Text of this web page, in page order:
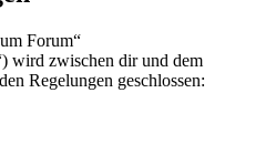
Forum“
wird zwischen dir und dem
Regelungen geschlossen: